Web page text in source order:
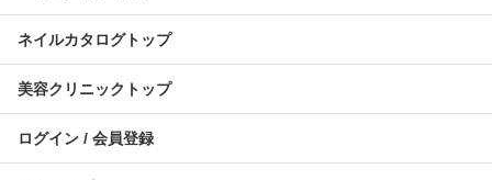
ネイルカタログトップ
美容クリニックトップ
ログイン / 会員登録